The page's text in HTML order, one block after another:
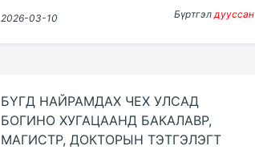
2026-03-10 Бүртгэлдууссан
БҮГД НАЙРАМДАХ ЧЕХ УЛСАД
БОГИНО ХУГАЦААНД БАКАЛАВР,
МАГИСТР, ДОКТОРЫН ТЭТГЭЛЭГТ